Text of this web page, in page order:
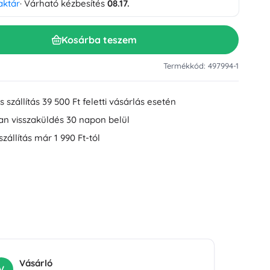
WC-kiegészítők
Kád- és zuhanykiegészítők
· Várható kézbesítés 08.17.
Kosárba teszem
Termékkód: 497994-1
szállítás 39 500 Ft feletti vásárlás esetén
visszaküldés 30 napon belül
már 1 990 Ft-tól
Vásárló